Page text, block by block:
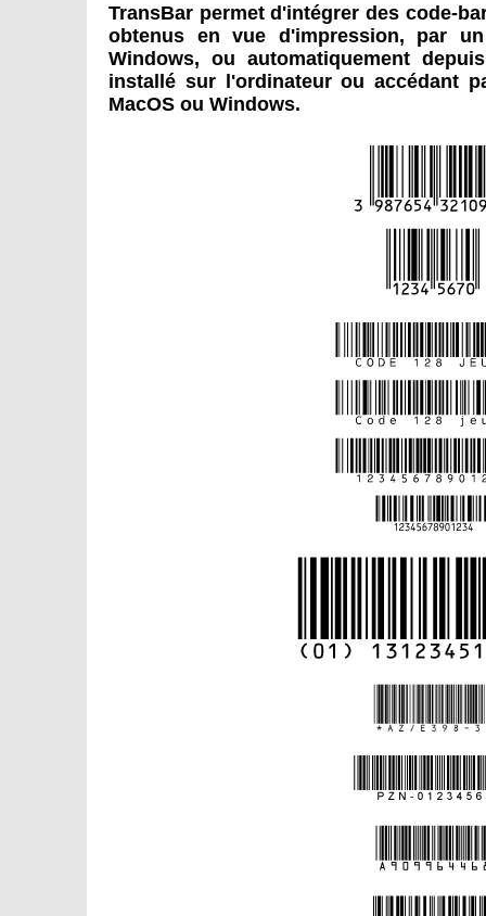
TransBar permet d'intégrer des code-
obtenus en vue d'impression, par
Windows, ou automatiquement
installé sur l'ordinateur ou accédant
MacOS ou Windows.